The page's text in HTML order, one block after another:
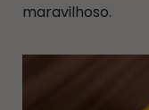
maravilhoso.